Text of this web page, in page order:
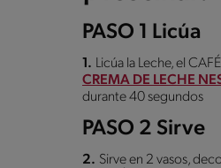
PASO 1 Licúa
1. Licúa la Leche, el
CREMA DE LECHE
durante 40 segundos
PASO 2 Sirve
2. Sirve en 2 vasos,